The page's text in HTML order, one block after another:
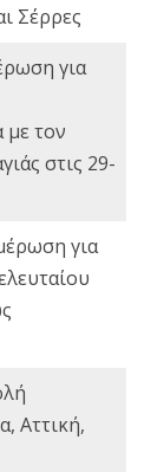
Σέρρες
για
τον
στις 29-
για
Αττική,